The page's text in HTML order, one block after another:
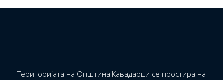
Територијата на Општина Кавадарци се простира на